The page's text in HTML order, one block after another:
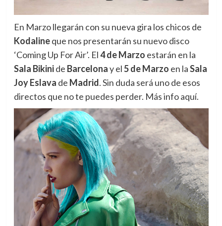
En Marzo llegarán con su nueva gira los chicos de
Kodalineque nos presentarán su nuevo disco
‘Coming Up For Air’. El4 de Marzo estarán en la
Sala Bikinide Barcelonay el5 de Marzo en laSala
Joy Eslava de Madrid. Sin duda será uno de esos
directos que no te puedes perder. Más info aquí.